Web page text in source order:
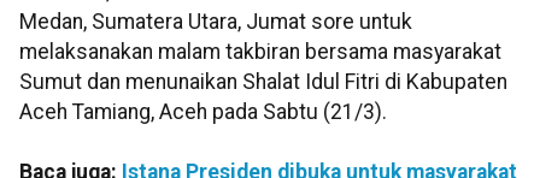
Medan, Sumatera Utara, Jumat sore untuk
melaksanakan malam takbiran bersama masyarakat
Sumut dan menunaikan Shalat Idul Fitri di Kabupaten
Aceh Tamiang, Aceh pada Sabtu (21/3).
Baca juga: Istana Presiden dibuka untuk masyarakat